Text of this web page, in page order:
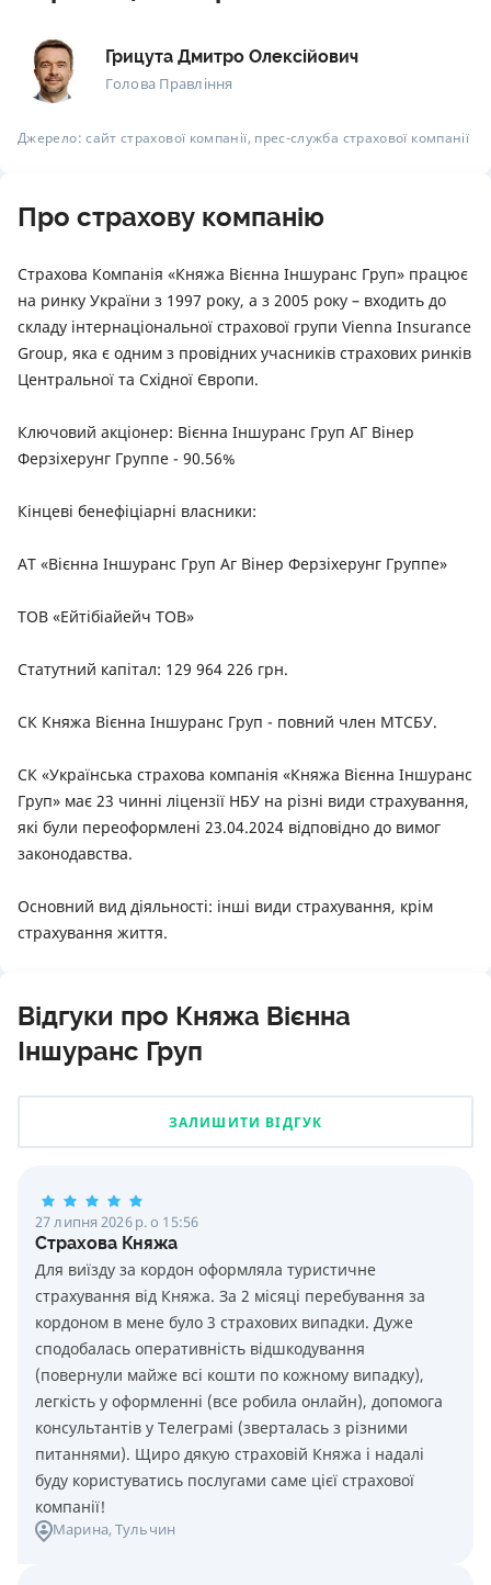
Грицута Дмитро Олексійович
Голова Правління
Джерело: сайт страхової компанії, прес-служба страхової компанії
Про страхову компанію
Страхова Компанія «Княжа Вієнна Іншуранс Груп» працює
на ринку України з 1997 року, а з 2005 року – входить до
складу інтернаціональної страхової групи Vienna Insurance
Group, яка є одним з провідних учасників страхових ринків
Центральної та Східної Європи.
Ключовий акціонер: Вієнна Іншуранс Груп АГ Вінер
Ферзіхерунг Группе - 90.56%
Кінцеві бенефіціарні власники:
АТ «Вієнна Іншуранс Груп Аг Вінер Ферзіхерунг Группе»
ТОВ «Ейтібіайейч ТОВ»
Статутний капітал: 129 964 226 грн.
СК Княжа Вієнна Іншуранс Груп - повний член МТСБУ.
СК «Українська страхова компанія «Княжа Вієнна Іншуранс
Груп» має 23 чинні ліцензії НБУ на різні види страхування,
які були переоформлені 23.04.2024 відповідно до вимог
законодавства.
Основний вид діяльності: інші види страхування, крім
страхування життя.
Відгуки про Княжа Вієнна
Іншуранс Груп
ЗАЛИШИТИ ВІДГУК
27 липня 2026 р. о 15:56
Страхова Княжа
Для виїзду за кордон оформляла туристичне
страхування від Княжа. За 2 місяці перебування за
кордоном в мене було 3 страхових випадки. Дуже
сподобалась оперативність відшкодування
(повернули майже всі кошти по кожному випадку),
легкість у оформленні (все робила онлайн), допомога
консультантів у Телеграмі (зверталась з різними
питаннями). Щиро дякую страховій Княжа і надалі
буду користуватись послугами саме цієї страхової
компанії!
Марина, Тульчин